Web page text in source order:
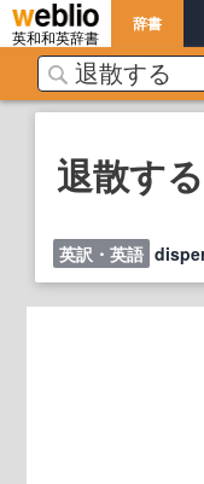
英和和英辞書
辞書
退散する
英訳・英語